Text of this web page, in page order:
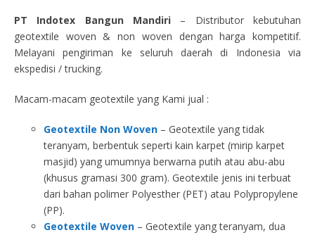
PT Indotex Bangun Mandiri – Distributor kebutuhan
geotextile woven & non woven dengan harga kompetitif.
Melayani pengiriman ke seluruh daerah di Indonesia via
ekspedisi / trucking.
Macam-macam geotextile yang Kami jual :
Geotextile Non Woven – Geotextile yang tidak
teranyam, berbentuk seperti kain karpet (mirip karpet
masjid) yang umumnya berwarna putih atau abu-abu
(khusus gramasi 300 gram). Geotextile jenis ini terbuat
dari bahan polimer Polyesther (PET) atau Polypropylene
(PP).
Geotextile Woven – Geotextile yang teranyam, dua